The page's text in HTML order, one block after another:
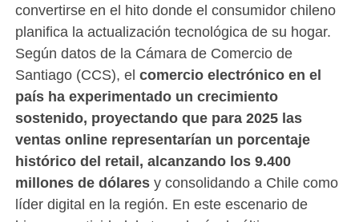
convertirse en el hito donde el consumidor chileno
planifica la actualización tecnológica de su hogar.
Según datos de la Cámara de Comercio de
Santiago (CCS), el comercio electrónico en el
país ha experimentado un crecimiento
sostenido, proyectando que para 2025 las
ventas online representarían un porcentaje
histórico del retail, alcanzando los 9.400
millones de dólaresy consolidando a Chile como
líder digital en la región. En este escenario de